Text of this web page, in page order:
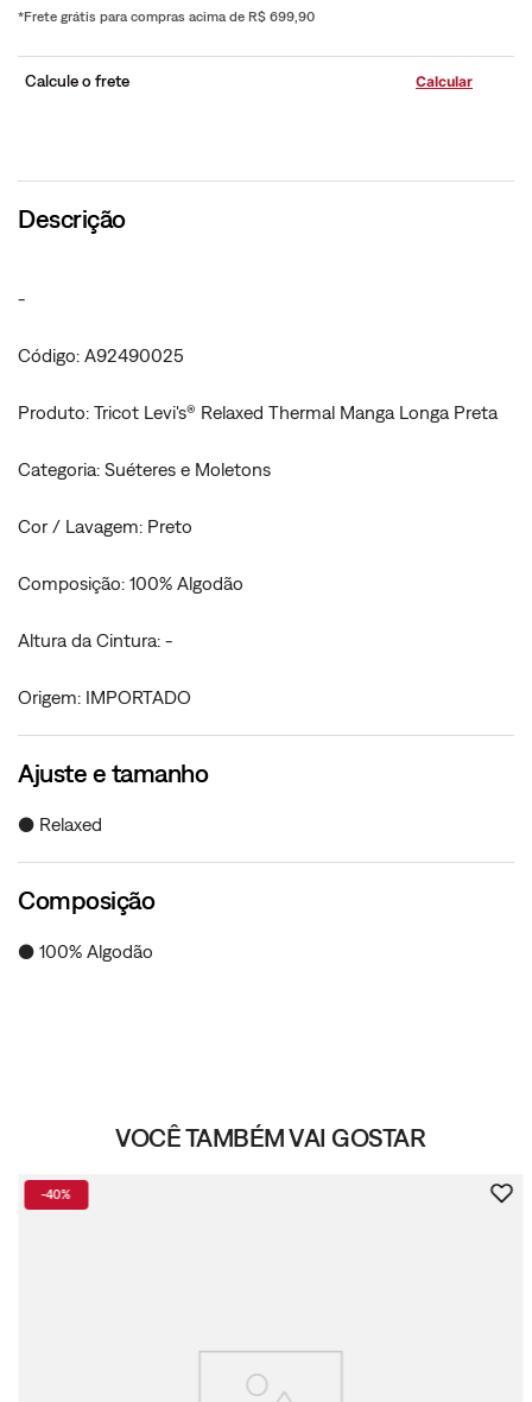
*Frete grátis para compras acima de R$ 699,90
Calcule o frete
Descrição
-
Código: A92490025
Produto: Tricot Levi's® Relaxed Thermal Manga Longa Preta
Categoria: Suéteres e Moletons
Cor / Lavagem: Preto
Composição: 100% Algodão
Altura da Cintura: -
Origem: IMPORTADO
Ajuste e tamanho
● Relaxed
Composição
● 100% Algodão
VOCÊ TAMBÉM VAI GOSTAR
-40%